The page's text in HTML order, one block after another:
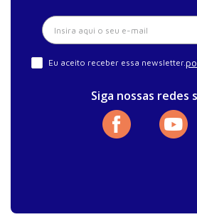
Eu aceito receber essa newsletter.
Siga nossas redes